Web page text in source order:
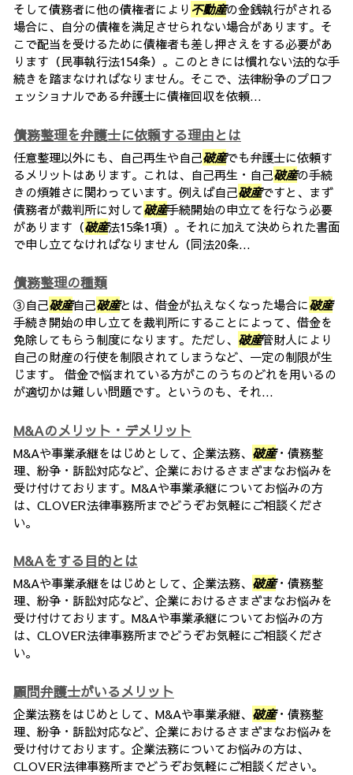
そして債務者に他の債権者により 不動産の金銭執行がされる
場合に、自分の債権を満足させられない場合があります。そ
こで配当を受けるために債権者も差し押さえをする必要があ
ります（民事執行法154条）。このときには慣れない法的な手
続きを踏まなければなりません。そこで、法律紛争のプロフ
ェッショナルである弁護士に債権回収を依頼...
債務整理を弁護士に依頼する理由とは
任意整理以外にも、自己再生や自己破産でも弁護士に依頼す
るメリットはあります。これは、自己再生・自己破産の手続
きの煩雑さに関わっています。例えば自己破産ですと、まず
債務者が裁判所に対して破産手続開始の申立てを行なう必要
があります（破産法15条1項）。それに加えて決められた書面
で申し立てなければなりません（同法20条...
債務整理の種類
③自己破産自己破産とは、借金が払えなくなった場合に破産
手続き開始の申し立てを裁判所にすることによって、借金を
免除してもらう制度になります。ただし、 破産管財人により
自己の財産の行使を制限されてしまうなど、一定の制限が生
じます。 借金で悩まれている方がこのうちのどれを用いるの
が適切かは難しい問題です。というのも、それ...
M&Aのメリット・デメリット
M&Aや事業承継をはじめとして、企業法務、 破産・債務整
理、紛争・訴訟対応など、企業におけるさまざまなお悩みを
受け付けております。M&Aや事業承継についてお悩みの方
は、CLOVER法律事務所までどうぞお気軽にご相談くださ
い。
M&Aをする目的とは
M&Aや事業承継をはじめとして、企業法務、 破産・債務整
理、紛争・訴訟対応など、企業におけるさまざまなお悩みを
受け付けております。M&Aや事業承継についてお悩みの方
は、CLOVER法律事務所までどうぞお気軽にご相談くださ
い。
顧問弁護士がいるメリット
企業法務をはじめとして、M&Aや事業承継、 破産・債務整
理、紛争・訴訟対応など、企業におけるさまざまなお悩みを
受け付けております。企業法務についてお悩みの方は、
CLOVER法律事務所までどうぞお気軽にご相談ください。